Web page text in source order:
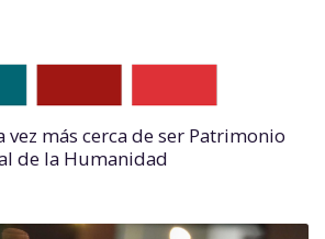
vez más cerca de ser Patrimonio
de la Humanidad